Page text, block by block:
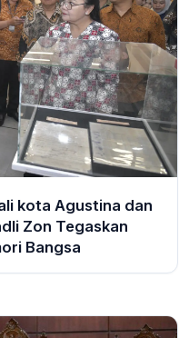
kota Agustina dan
Zon Tegaskan
Bangsa